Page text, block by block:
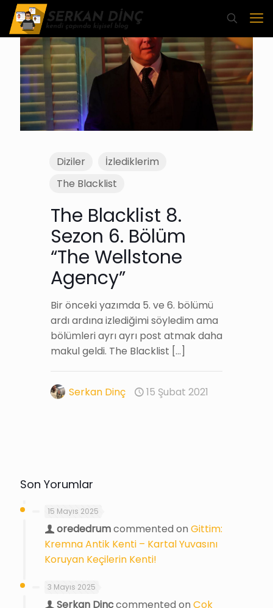
Diziler
İzlediklerim
The Blacklist
The Blacklist 8.
Sezon 6. Bölüm
“The Wellstone
Agency”
Bir önceki yazımda 5. ve 6. bölümü
ardı ardına izlediğimi söyledim ama
bölümleri ayrı ayrı post atmak daha
makul geldi. The Blacklist […]
Serkan Dinç 15 Şubat 2021
Son Yorumlar
15 Mayıs 2025
orededrumcommented on Gittim:
Kremna Antik Kenti – Kartal Yuvasını
Koruyan Keçilerin Kenti!
3 Mayıs 2025
Serkan Dinçcommented on Çok